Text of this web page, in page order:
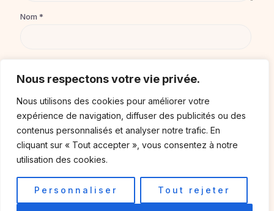
Nous respectons votre vie privée.
Nous utilisons des cookies pour améliorer votre
expérience de navigation, diffuser des publicités ou des
contenus personnalisés et analyser notre trafic. En
cliquant sur « Tout accepter », vous consentez à notre
utilisation des cookies.
Personnaliser Tout rejeter
Nom *
Site web
Enregistrer mon nom, mon e-mail et mon site dans le